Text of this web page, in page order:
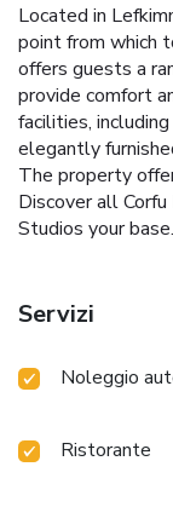
Located in
point from which
offers guests a
provide comfort
facilities,
elegantly
The property
Discover all
Studios your base.
Servizi
Noleggio
Ristorante